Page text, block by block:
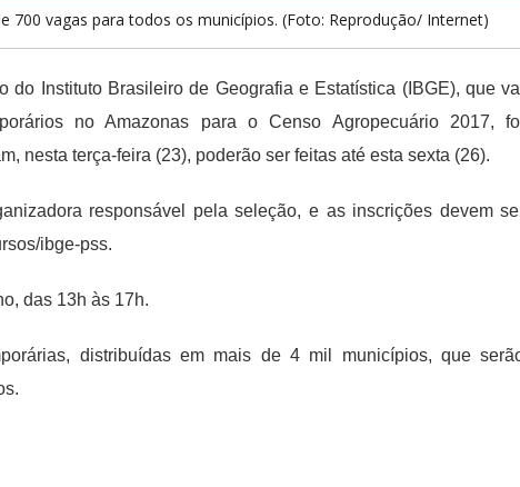
700 vagas para todos os municípios. (Foto: Reprodução/ Internet)
do Instituto Brasileiro de Geografia e Estatística (IBGE), que
no Amazonas para o Censo Agropecuário 2017,
nesta terça-feira (23), poderão ser feitas até esta sexta (26).
responsável pela seleção, e as inscrições devem
ibge-pss.
das 13h às 17h.
distribuídas em mais de 4 mil municípios, que